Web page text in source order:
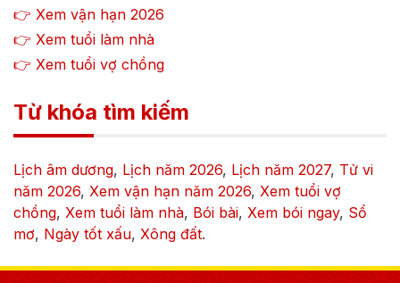
👉 Xem vận hạn 2026
👉 Xem tuổi làm nhà
👉 Xem tuổi vợ chồng
Từ khóa tìm kiếm
Lịch âm dương, Lịch năm 2026, Lịch năm 2027, Tử vi
năm 2026, Xem vận hạn năm 2026, Xem tuổi vợ
chồng, Xem tuổi làm nhà, Bói bài, Xem bói ngay, Sổ
mơ, Ngày tốt xấu, Xông đất.